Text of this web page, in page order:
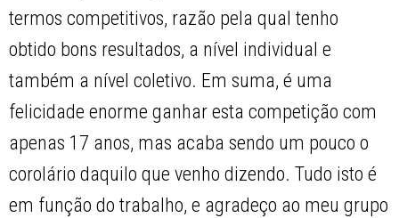
termos competitivos, razão pela qual tenho
obtido bons resultados, a nível individual e
também a nível coletivo. Em suma, é uma
felicidade enorme ganhar esta competição com
apenas 17 anos, mas acaba sendo um pouco o
corolário daquilo que venho dizendo. Tudo isto é
em função do trabalho, e agradeço ao meu grupo